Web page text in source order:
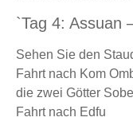
`Tag 4: Assuan
Sehen Sie den
Fahrt nach Kom
die zwei Götter
Fahrt nach Edfu